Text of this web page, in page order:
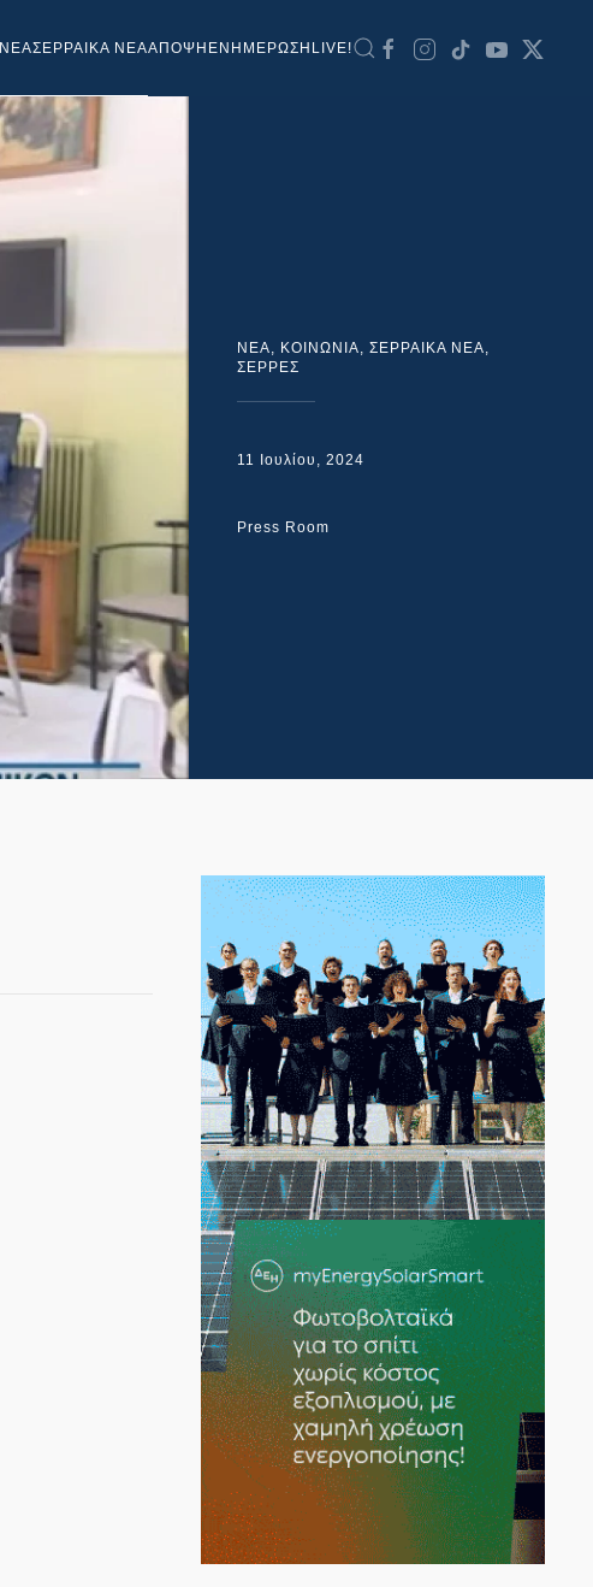
NEAΣΕΡΡΑΙΚΑ ΝΕΑΑΠΟΨΗ ΕΝΗΜΕΡΩΣΗ LIVE!
NEA, ΚΟΙΝΩΝΙΑ, ΣΕΡΡΑΙΚΑ ΝΕΑ,
ΣΕΡΡΕΣ
11 Ιουλίου, 2024
Press Room